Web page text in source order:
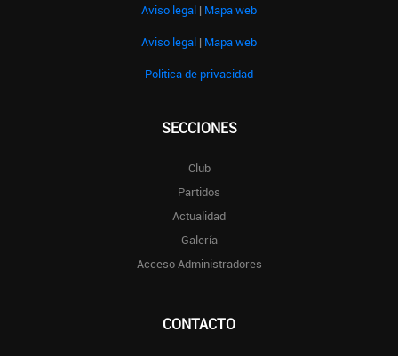
Aviso legal | Mapa web
Aviso legal | Mapa web
Politica de privacidad
SECCIONES
Club
Partidos
Actualidad
Galería
Acceso Administradores
CONTACTO